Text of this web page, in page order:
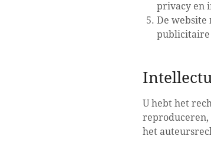
privacy en
De website
publicitaire
U hebt het
reproduceren,
het